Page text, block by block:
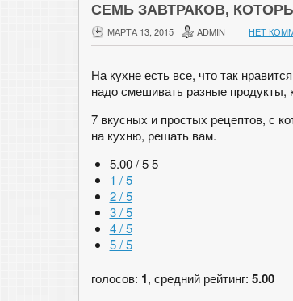
СЕМЬ ЗАВТРАКОВ,
МАРТА 13, 2015 ADMIN НЕТ
На кухне есть все, что так
надо смешивать разные продукты,
7 вкусных и простых рецептов, с
на кухню, решать вам.
5.00 / 5 5
1 / 5
2 / 5
3 / 5
4 / 5
5 / 5
голосов: 1, средний рейтинг: 5.00